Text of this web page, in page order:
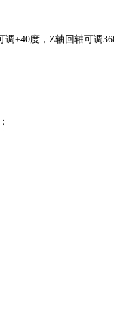
±40度，Z轴回轴可调